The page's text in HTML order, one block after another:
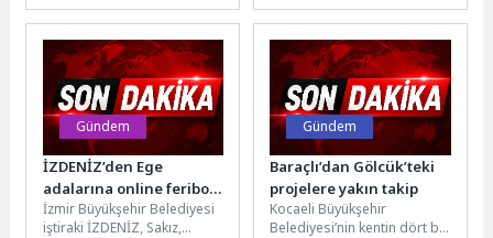
sitesinin görünümü ve
işlevselliği açısından...
National Geographic’in
zengin arşivini her ay...
Gündem
İZDENİZ’den Ege
adalarına online feribot
bileti kolaylığı
İzmir Büyükşehir Belediyesi
iştiraki İZDENİZ, Sakız,
Gündem
Baraçlı’dan Gölcük’teki
projelere yakın takip
Kocaeli Büyükşehir
Belediyesi’nin kentin dört bir